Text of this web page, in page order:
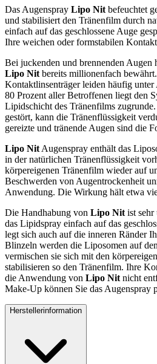
Das Augenspray Lipo Nit befeuchtet
und stabilisiert den Tränenfilm durch
einfach auf das geschlossene Auge
Ihre weichen oder formstabilen
Bei juckenden und brennenden Augen
Lipo Nit bereits millionenfach
Kontaktlinsenträger leiden häufig
80 Prozent aller Betroffenen liegt den
Lipidschicht des Tränenfilms
gestört, kann die Tränenflüssigkeit
gereizte und tränende Augen sind die
Lipo Nit Augenspray enthält das
in der natürlichen Tränenflüssigkeit
körpereigenen Tränenfilm wieder auf
Beschwerden von Augentrockenheit
Anwendung. Die Wirkung hält etwa
Die Handhabung von Lipo Nit ist
das Lipidspray einfach auf das
legt sich auch auf die inneren Ränder
Blinzeln werden die Liposomen auf
vermischen sie sich mit den
stabilisieren so den Tränenfilm. Ihre
die Anwendung von Lipo Nit nicht
Make-Up können Sie das Augenspray
Herstellerinformation